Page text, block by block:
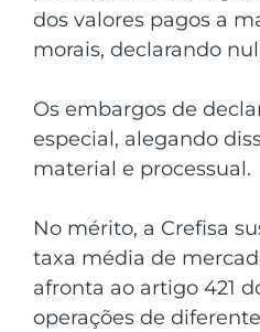
dos valores pagos a
morais, declarando
Os embargos de
especial, alegando
material e processual.
No mérito, a Crefisa
taxa média de
afronta ao artigo 421
operações de